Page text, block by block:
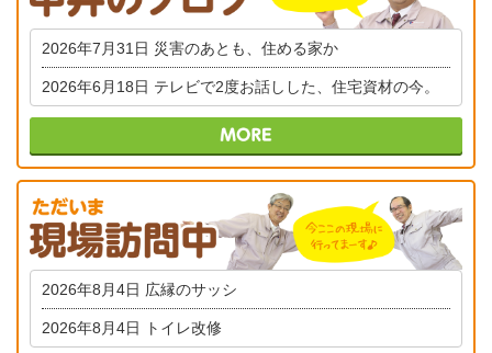
2026年7月31日 災害のあとも、住める家か
2026年6月18日 テレビで2度お話しした、住宅資材の今。
2026年8月4日 広縁のサッシ
2026年8月4日 トイレ改修